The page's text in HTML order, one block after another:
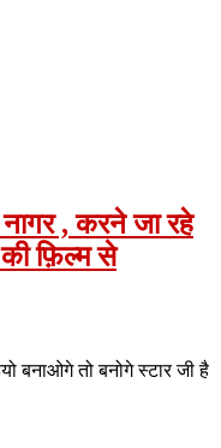
, करने जा रहे
फ़िल्म से
बनाओगे तो बनोगे स्टार जी है